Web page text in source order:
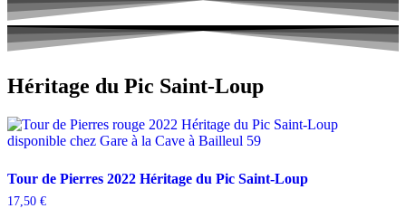
Héritage du Pic Saint-Loup
Tour de Pierres 2022 Héritage du Pic Saint-Loup
17,50 €